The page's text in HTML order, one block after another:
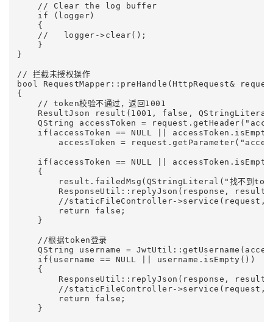
    // Clear the log buffer
    if (logger)
    {
    //   logger->clear();
    }
}
// 拦截未授权操作
bool RequestMapper::preHandle(HttpRequest&
{
    // token校验不通过，返回1001
ResultJson result(1001, false,
QString accessToken =
if(accessToken == NULL ||
accessToken =
if(accessToken == NULL ||
    {
result.failedMsg(QStringLiteral("找不到
ResponseUtil::replyJson(response,
//staticFileController->service(request,
        return false;
    }
    //根据token登录
QString username =
    if(username == NULL || username.isEmpty())
    {
ResponseUtil::replyJson(response,
//staticFileController->service(request,
        return false;
    }